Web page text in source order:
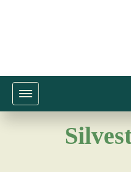
Toggle navigation